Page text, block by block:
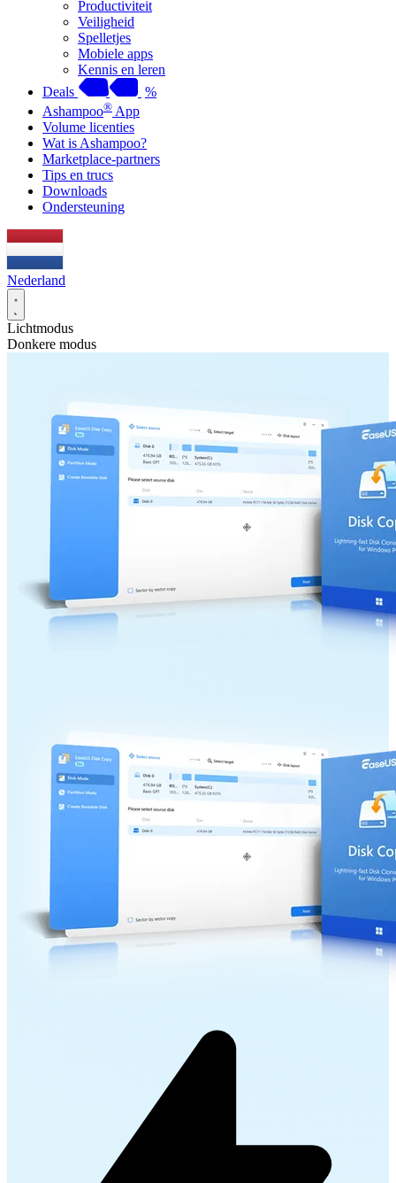
Productiviteit
Veiligheid
Spelletjes
Mobiele apps
Kennis en leren
Deals
%
Ashampoo® App
Volume licenties
Wat is Ashampoo?
Marketplace-partners
Tips en trucs
Downloads
Ondersteuning
Nederland
Lichtmodus
Donkere modus